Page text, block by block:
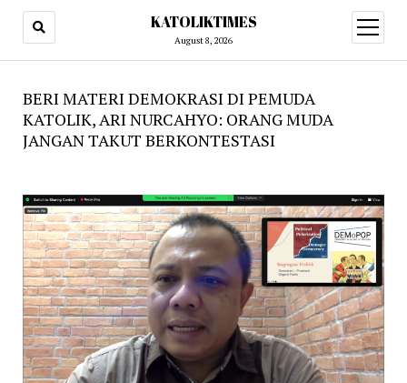
KATOLIKTIMES
August 8, 2026
open
menu
BERI MATERI DEMOKRASI DI PEMUDA
KATOLIK, ARI NURCAHYO: ORANG MUDA
JANGAN TAKUT BERKONTESTASI